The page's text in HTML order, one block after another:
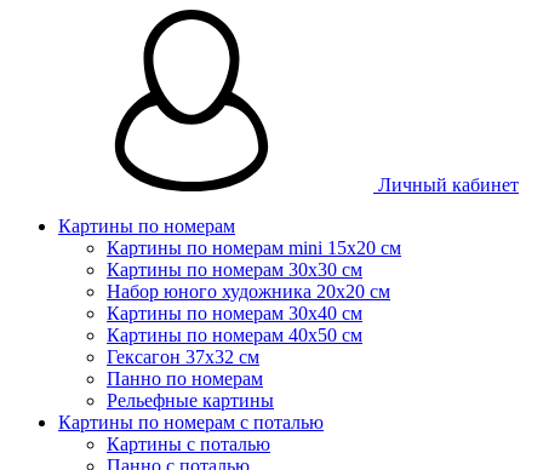
Личный кабинет
Картины по номерам
Картины по номерам mini 15х20 см
Картины по номерам 30x30 см
Набор юного художника 20х20 см
Картины по номерам 30х40 см
Картины по номерам 40х50 см
Гексагон 37х32 см
Панно по номерам
Рельефные картины
Картины по номерам с поталью
Картины с поталью
Панно с поталью